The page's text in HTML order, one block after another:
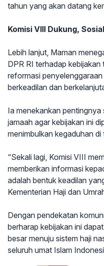
tahun yang akan datang
Komisi VIII Dukung,
Lebih lanjut, Maman
DPR RI terhadap
reformasi
berkeadilan dan
Ia menekankan
jamaah agar kebijakan ini
menimbulkan kegaduhan
“Sekali lagi, Komisi VIII
memberikan informasi
adalah bentuk keadilan
Kementerian Haji dan
Dengan pendekatan
berharap kebijakan ini
besar menuju sistem haji
seluruh umat Islam